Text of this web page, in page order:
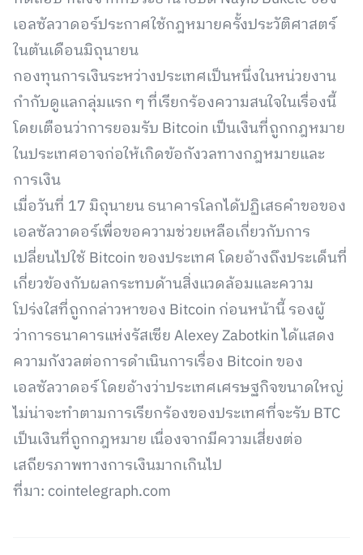
เอลซัลวาดอร์ประกาศใช้กฎหมายครั้งประวัติศาสตร์
ในต้นเดือนมิถุนายน
กองทุนการเงินระหว่างประเทศเป็นหนึ่งในหน่วยงาน
กำกับดูแลกลุ่มแรก ๆ ที่เรียกร้องความสนใจในเรื่องนี้
โดยเตือนว่าการยอมรับ Bitcoin เป็นเงินที่ถูกกฎหมาย
ในประเทศอาจก่อให้เกิดข้อกังวลทางกฎหมายและ
การเงิน
เมื่อวันที่ 17 มิถุนายน ธนาคารโลกได้ปฏิเสธคำขอของ
เอลซัลวาดอร์เพื่อขอความช่วยเหลือเกี่ยวกับการ
เปลี่ยนไปใช้ Bitcoin ของประเทศ โดยอ้างถึงประเด็นที่
เกี่ยวข้องกับผลกระทบด้านสิ่งแวดล้อมและความ
โปร่งใสที่ถูกกล่าวหาของ Bitcoin ก่อนหน้านี้ รองผู้
ว่าการธนาคารแห่งรัสเซีย Alexey Zabotkin ได้แสดง
ความกังวลต่อการดำเนินการเรื่อง Bitcoin ของ
เอลซัลวาดอร์ โดยอ้างว่าประเทศเศรษฐกิจขนาดใหญ่
ไม่น่าจะทำตามการเรียกร้องของประเทศที่จะรับ BTC
เป็นเงินที่ถูกกฎหมาย เนื่องจากมีความเสี่ยงต่อ
เสถียรภาพทางการเงินมากเกินไป
ที่มา: cointelegraph.com